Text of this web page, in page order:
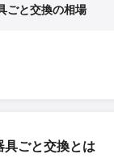
ごと交換の相場
ごと交換とは